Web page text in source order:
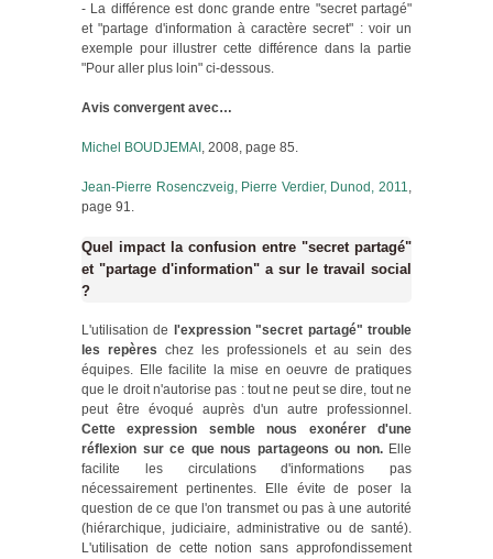
- La différence est donc grande entre "secret partagé"
et "partage d'information à caractère secret" : voir un
exemple pour illustrer cette différence dans la partie
"Pour aller plus loin" ci-dessous.
Avis convergent avec…
Michel BOUDJEMAI , 2008, page 85.
Jean-Pierre Rosenczveig, Pierre Verdier, Dunod, 2011,
page 91.
Quel impact la confusion entre "secret partagé"
et "partage d'information" a sur le travail social
?
L'utilisation de
l'expression "secret partagé" trouble
les repères chez les professionels et au sein des
équipes. Elle facilite la mise en oeuvre de pratiques
que le droit n'autorise pas : tout ne peut se dire, tout ne
peut être évoqué auprès d'un autre professionnel.
Cette expression semble nous exonérer d'une
réflexion sur ce que nous partageons ou non.Elle
facilite les circulations d'informations pas
nécessairement pertinentes. Elle évite de poser la
question de ce que l'on transmet ou pas à une autorité
(hiérarchique, judiciaire, administrative ou de santé).
L'utilisation de cette notion sans approfondissement